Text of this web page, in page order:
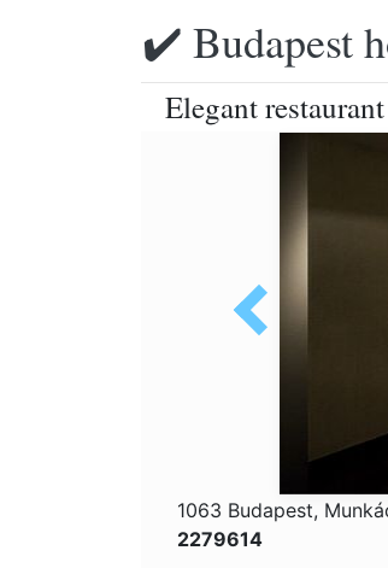
✔️ Budapest
Elegant
1063 Budapest,
2279614